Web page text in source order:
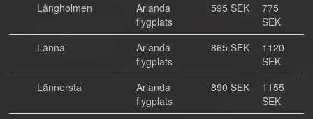
Långholmen
Arlanda
flygplats
595 SEK
775
SEK
Länna
Arlanda
flygplats
865 SEK
1120
SEK
Lännersta
Arlanda
flygplats
890 SEK
1155
SEK